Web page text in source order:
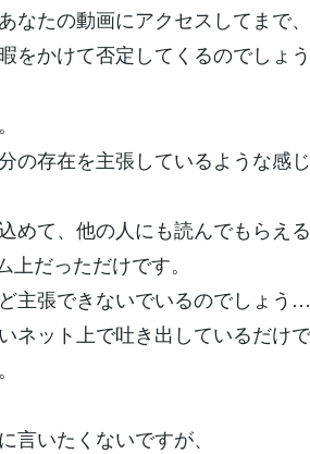
たの動画にアクセスしてまで、
をかけて否定してくるのでしょ
存在を主張しているような感じ
めて、他の人にも読んでもらえる
だっただけです。
主張できないでいるのでしょう…
ネット上で吐き出しているだけで
言いたくないですが、